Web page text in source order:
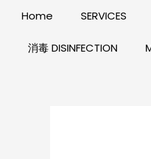
Home SERVICES
消毒 DISINFECTION